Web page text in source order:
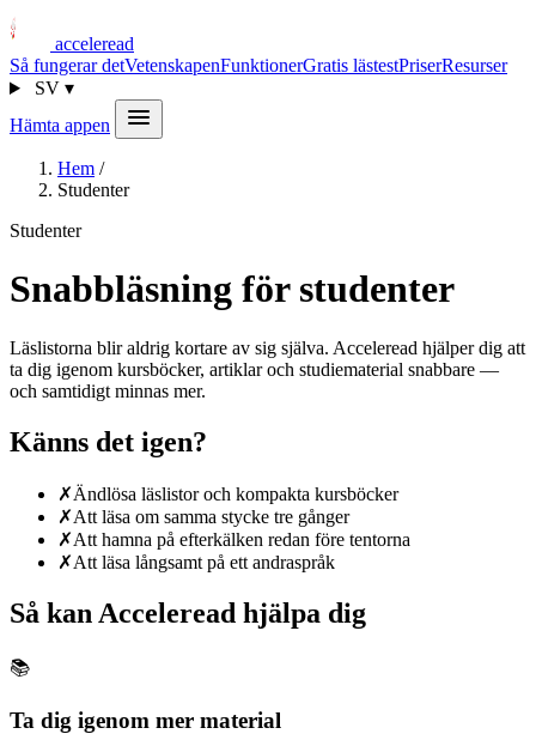
acceleread
Så fungerar detVetenskapenFunktionerGratis lästestPriserResurser
SV ▾
Hämta appen
Hem /
Studenter
Studenter
Snabbläsning för studenter
Läslistorna blir aldrig kortare av sig själva. Acceleread hjälper dig att
ta dig igenom kursböcker, artiklar och studiematerial snabbare —
och samtidigt minnas mer.
Känns det igen?
✗Ändlösa läslistor och kompakta kursböcker
✗Att läsa om samma stycke tre gånger
✗Att hamna på efterkälken redan före tentorna
✗Att läsa långsamt på ett andraspråk
Så kan Acceleread hjälpa dig
📚
Ta dig igenom mer material